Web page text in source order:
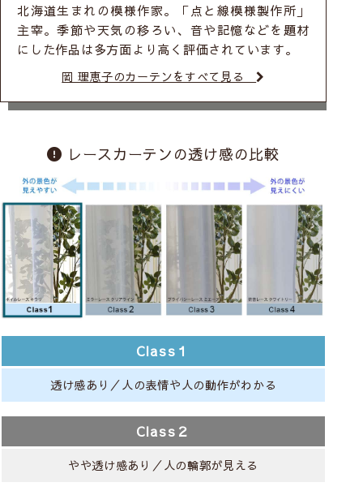
北海道生まれの模様作家。「点と線模様製作所」
主宰。季節や天気の移ろい、音や記憶などを題材
にした作品は多方面より高く評価されています。
岡 理恵子のカーテンをすべて見る
レースカーテンの透け感の比較
Class１
透け感あり／人の表情や人の動作がわかる
Class２
やや透け感あり／人の輪郭が見える